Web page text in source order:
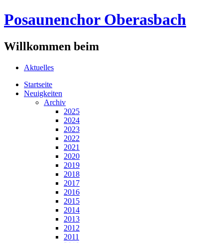
Posaunenchor Oberasbach
Willkommen beim
Aktuelles
Startseite
Neuigkeiten
Archiv
2025
2024
2023
2022
2021
2020
2019
2018
2017
2016
2015
2014
2013
2012
2011